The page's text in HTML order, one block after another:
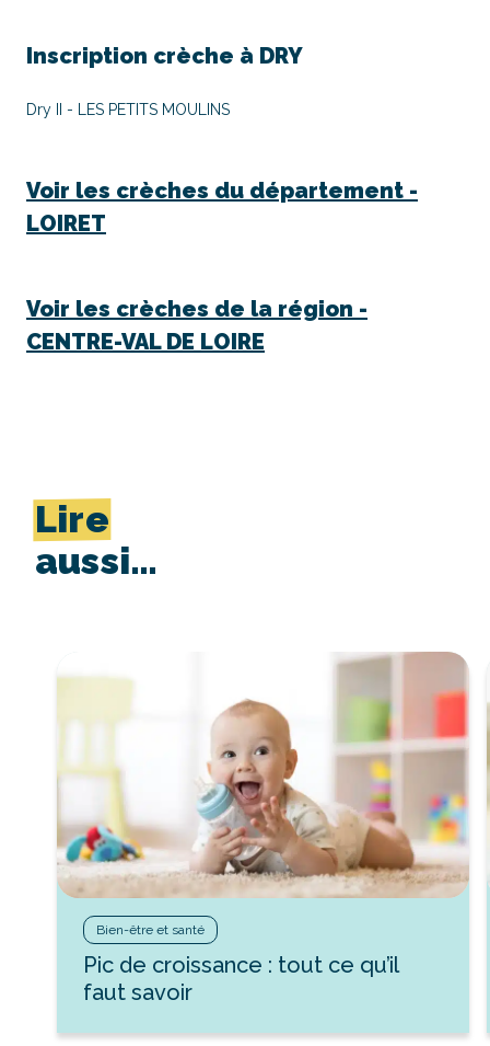
Inscription crèche à DRY
Dry II - LES PETITS MOULINS
Voir les crèches du département -
LOIRET
Voir les crèches de la région -
CENTRE-VAL DE LOIRE
Lire
aussi…
Bien-être et santé
Pic de croissance : tout ce qu’il
faut savoir